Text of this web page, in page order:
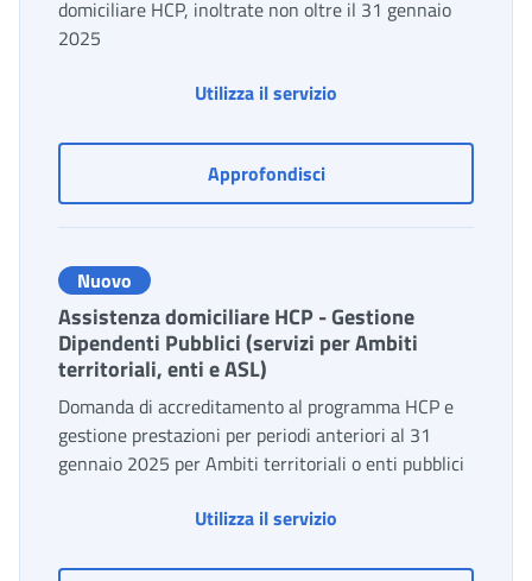
domiciliare HCP, inoltrate non oltre il 31 gennaio
2025
Utilizza il servizio
ApprofondisciAssistenza domiciliare
Nuovo
Assistenza domiciliare HCP - Gestione
Dipendenti Pubblici (servizi per Ambiti
territoriali, enti e ASL)
Domanda di accreditamento al programma HCP e
gestione prestazioni per periodi anteriori al 31
gennaio 2025 per Ambiti territoriali o enti pubblici
Utilizza il servizio